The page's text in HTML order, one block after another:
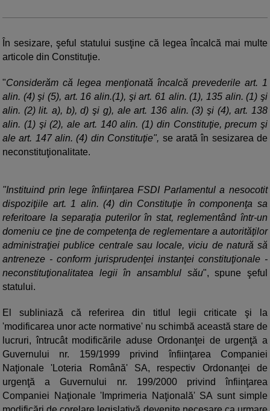
În sesizare, şeful statului susţine că legea încalcă mai multe
articole din Constituţie.
"Considerăm că legea menţionată încalcă prevederile art. 1
alin. (4) şi (5), art. 16 alin.(1), şi art. 61 alin. (1), 135 alin. (1) şi
alin. (2) lit. a), b), d) şi g), ale art. 136 alin. (3) şi (4), art. 138
alin. (1) şi (2), ale art. 140 alin. (1) din Constituţie, precum şi
ale art. 147 alin. (4) din Constituţie", se arată în sesizarea de
neconstituţionalitate.
"Instituind prin lege înfiinţarea FSDI Parlamentul a nesocotit
dispoziţiile art. 1 alin. (4) din Constituţie în componenţa sa
referitoare la separaţia puterilor în stat, reglementând într-un
domeniu ce ţine de competenţa de reglementare a autorităţilor
administraţiei publice centrale sau locale, viciu de natură să
antreneze - conform jurisprudenţei instanţei constituţionale -
neconstituţionalitatea legii în ansamblul său", spune şeful
statului.
El subliniază că referirea din titlul legii criticate şi la
'modificarea unor acte normative' nu schimbă această stare de
lucruri, întrucât modificările aduse Ordonanţei de urgenţă a
Guvernului nr. 159/1999 privind înfiinţarea Companiei
Naţionale 'Loteria Română' SA, respectiv Ordonanţei de
urgenţă a Guvernului nr. 199/2000 privind înfiinţarea
Companiei Naţionale 'Imprimeria Naţională' SA sunt simple